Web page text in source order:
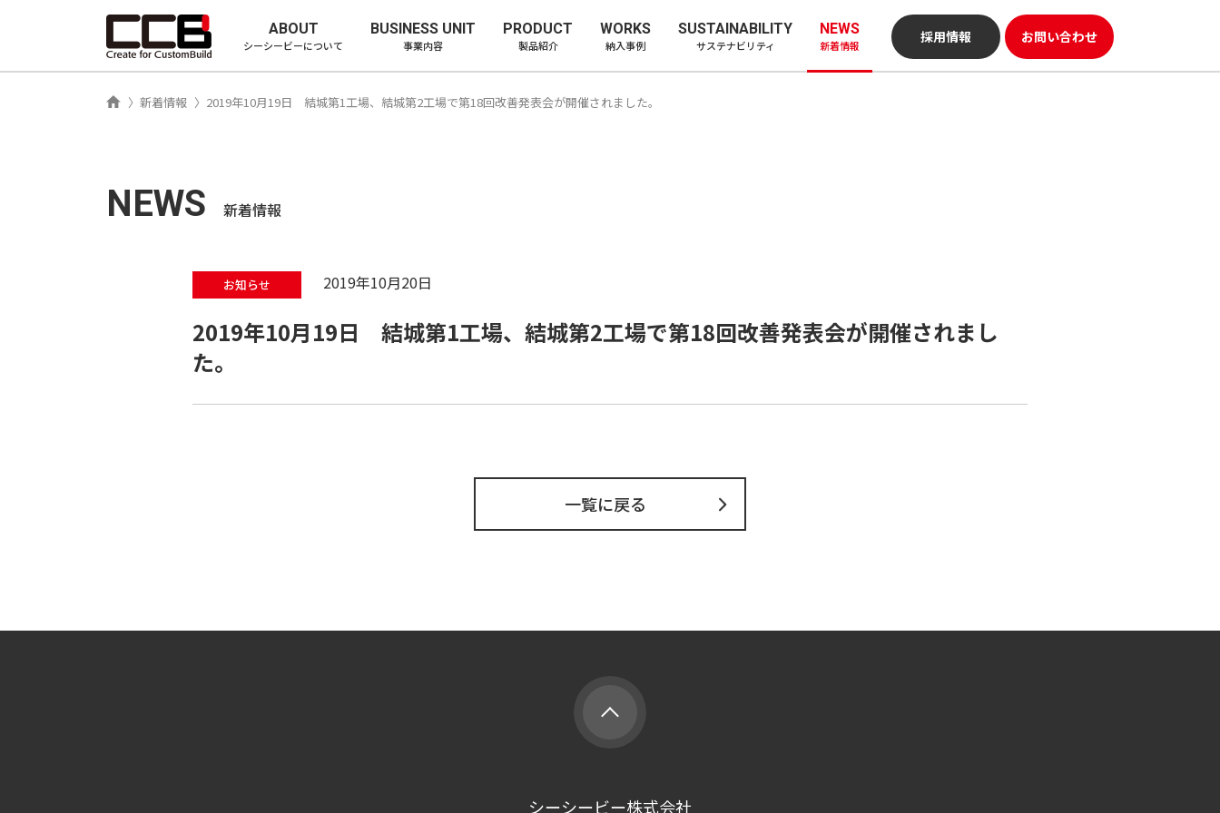
シーシービー株式会社
ABOUT
シーシービーについて
BUSINESS UNIT
事業内容
PRODUCT
製品紹介
WORKS
納入事例
SUSTAINABILITY
サステナビリティ
NEWS
新着情報
採用情報 お問い合わせ
ホーム
新着情報 2019年10月19日 結城第1工場、結城第2工場で第18回改善発表会が開催されました。
NEWS 新着情報
お知らせ 2019年10月20日
2019年10月19日 結城第1工場、結城第2工場で第18回改善発表会が開催されまし
た。
一覧に戻る
シーシービー株式会社